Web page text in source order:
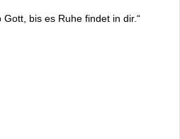
Gott, bis es Ruhe findet in dir.“